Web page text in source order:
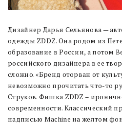
Дизайнер Дарья Сельянова —
одежды ZDDZ. Она родом из
образование в России, а потом
российского дизайнера в ее
сложно. «Бренд оторван от
невозможно прочитать что-то
Струков. Фишка ZDDZ –
современности. Классический
надписью Machine на желтом